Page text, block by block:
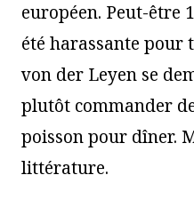
européen. Peut-être
été harassante pour
von der Leyen se
plutôt commander
poisson pour dîner.
littérature.